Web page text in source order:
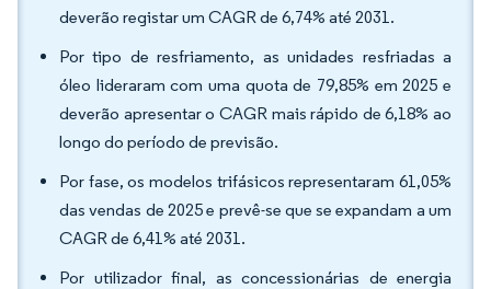
deverão registar um CAGR de 6,74% até 2031.
Por tipo de resfriamento, as unidades resfriadas a
óleo lideraram com uma quota de 79,85% em 2025 e
deverão apresentar o CAGR mais rápido de 6,18% ao
longo do período de previsão.
Por fase, os modelos trifásicos representaram 61,05%
das vendas de 2025 e prevê-se que se expandam a um
CAGR de 6,41% até 2031.
Por utilizador final, as concessionárias de energia